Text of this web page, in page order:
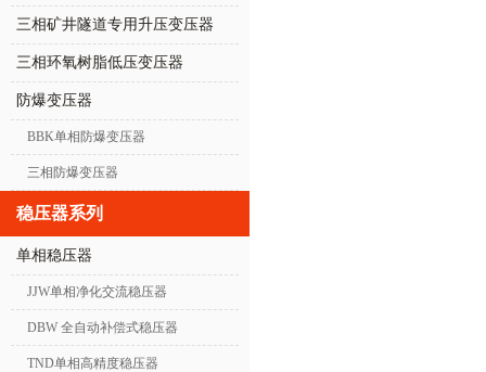
三相矿井隧道专用升压变压器
三相环氧树脂低压变压器
防爆变压器
BBK单相防爆变压器
三相防爆变压器
稳压器系列
单相稳压器
JJW单相净化交流稳压器
DBW 全自动补偿式稳压器
TND单相高精度稳压器